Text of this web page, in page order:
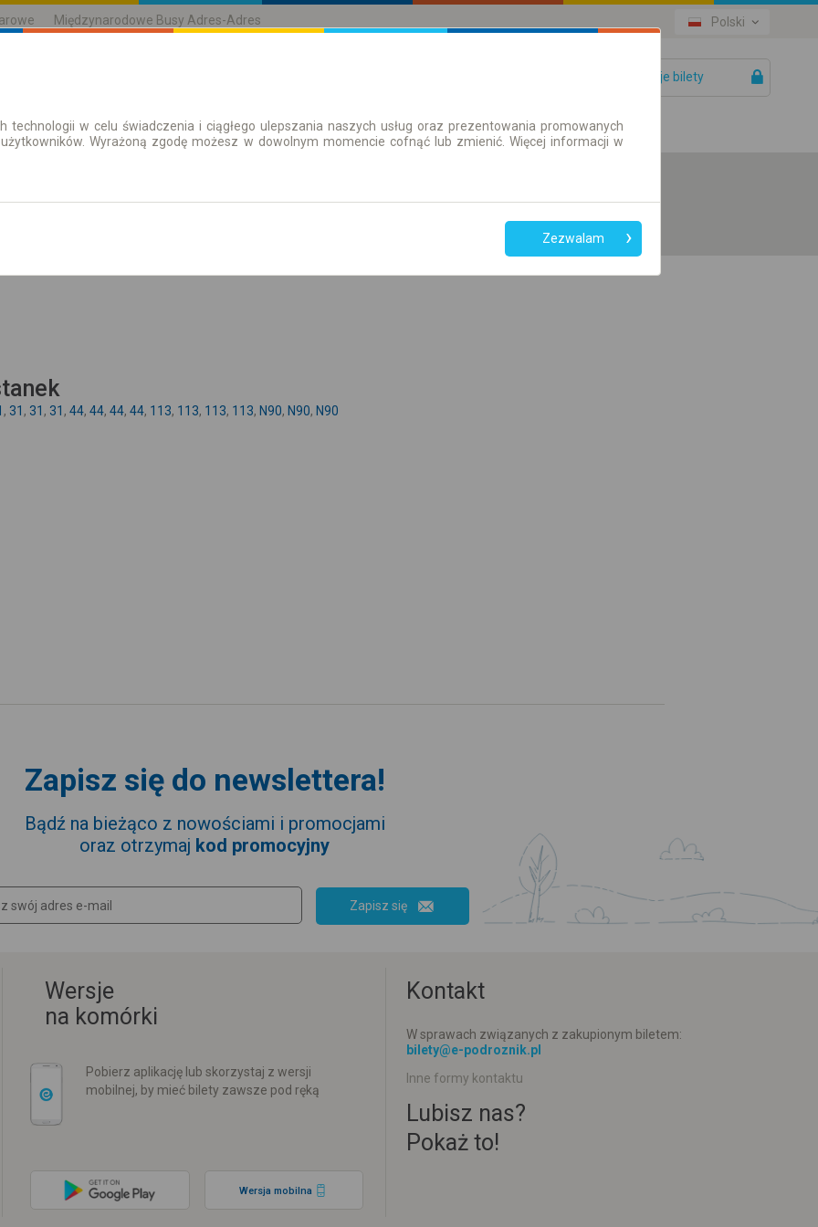
Międzynarodowe Busy Adres-Adres Polski
Twoje bilety
| Bilety Bilety okresowe
Pokaż rozkład
, 31 , 31 , 31 , 44, 44, 44, 44, 113, 113, 113, 113, N90, N90, N90
Zapisz się do newslettera!
Bądź na bieżąco z nowościami i promocjami
oraz otrzymaj kod promocyjny
Zapisz się
Wersje
na komórki
Pobierz aplikację lub skorzystaj z wersji
mobilnej, by mieć bilety zawsze pod ręką
Wersja mobilna
Kontakt
W sprawach związanych z zakupionym biletem:
bilety@e-podroznik.pl
Inne formy kontaktu
Lubisz nas?
Pokaż to!
technologii w celu świadczenia i ciągłego ulepszania naszych usług oraz prezentowania promowanych
Wyrażoną zgodę możesz w dowolnym momencie cofnąć lub zmienić. Więcej informacji w
Zezwalam